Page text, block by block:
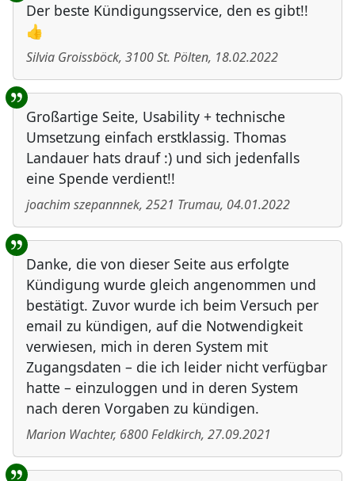
Der beste Kündigungsservice, den es gibt!!
👍
Silvia Groissböck, 3100St. Pölten, 18.02.2022
Großartige Seite, Usability + technische
Umsetzung einfach erstklassig. Thomas
Landauer hats drauf :) und sich jedenfalls
eine Spende verdient!!
joachim szepannnek, 2521 Trumau, 04.01.2022
Danke, die von dieser Seite aus erfolgte
Kündigung wurde gleich angenommen und
bestätigt. Zuvor wurde ich beim Versuch per
email zu kündigen, auf die Notwendigkeit
verwiesen, mich in deren System mit
Zugangsdaten – die ich leider nicht verfügbar
hatte – einzuloggen und in deren System
nach deren Vorgaben zu kündigen.
Marion Wachter, 6800Feldkirch, 27.09.2021